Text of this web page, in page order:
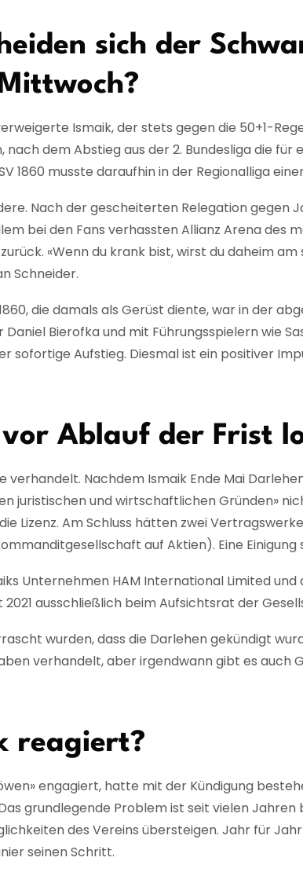
sich der
Ismaik, der stets gegen die 50+1-
dem Abstieg aus der 2. Bundesliga die für
1860 musste daraufhin in der Regionalliga
Nach der gescheiterten Relegation gegen
bei den Fans verhassten Allianz Arena des
«Wenn du krank bist, wirst du daheim
Schneider.
die damals als Gerüst diente, war in der
Bierofka und mit Führungsspielern wie
sofortige Aufstieg. Diesmal ist ein positiver
Ablauf der Frist
verhandelt. Nachdem Ismaik Ende Mai
juristischen und wirtschaftlichen Gründen»
Lizenz. Am Schluss hätten zwei
auf Aktien). Eine
Unternehmen HAM International Limited und
ausschließlich beim Aufsichtsrat der
wurden, dass die Darlehen gekündigt
verhandelt, aber irgendwann gibt es auch
reagiert?
engagiert, hatte mit der Kündigung
grundlegende Problem ist seit vielen
des Vereins übersteigen. Jahr für
seinen Schritt.